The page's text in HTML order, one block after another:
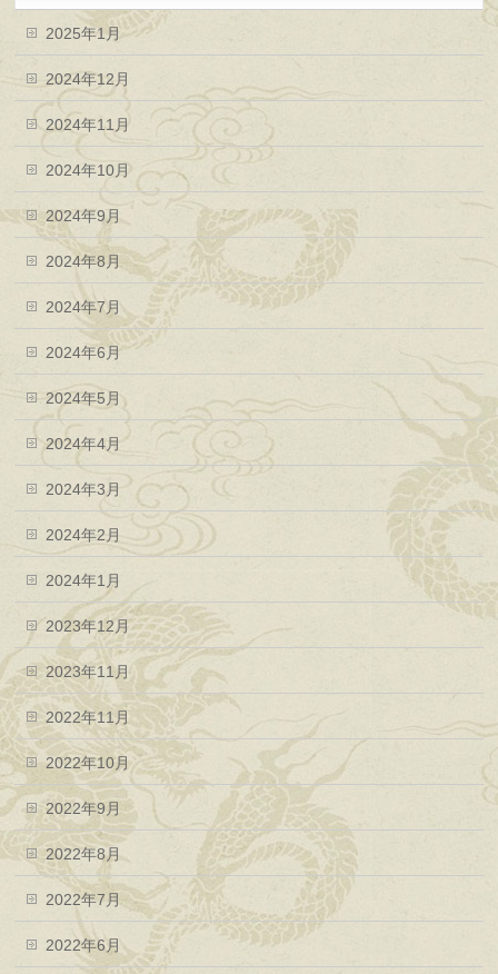
2025年1月
2024年12月
2024年11月
2024年10月
2024年9月
2024年8月
2024年7月
2024年6月
2024年5月
2024年4月
2024年3月
2024年2月
2024年1月
2023年12月
2023年11月
2022年11月
2022年10月
2022年9月
2022年8月
2022年7月
2022年6月